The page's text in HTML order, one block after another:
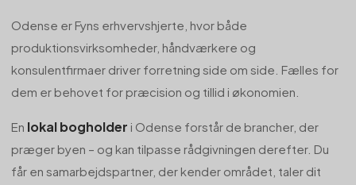
Odense er Fyns erhvervshjerte, hvor både
produktionsvirksomheder, håndværkere og
konsulentfirmaer driver forretning side om side. Fælles for
dem er behovet for præcision og tillid i økonomien.
En lokal bogholder i Odense forstår de brancher, der
præger byen – og kan tilpasse rådgivningen derefter. Du
får en samarbejdspartner, der kender området, taler dit